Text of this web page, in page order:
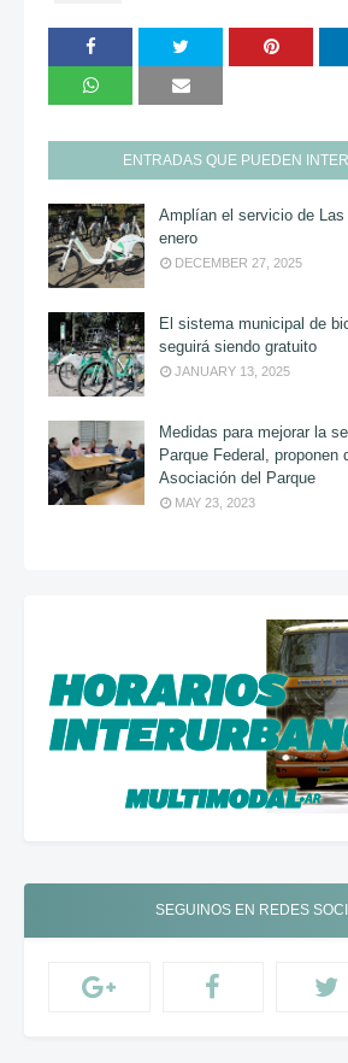
ENTRADAS QUE PUEDEN
Amplían el servicio de
enero
DECEMBER 27, 2025
El sistema municipal de
seguirá siendo gratuito
JANUARY 13, 2025
Medidas para mejorar la
Parque Federal, proponen
Asociación del Parque
MAY 23, 2023
SEGUINOS EN REDES